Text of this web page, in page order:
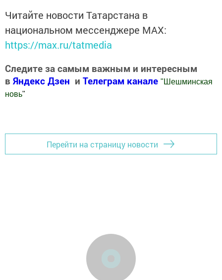
Читайте новости Татарстана в
национальном мессенджере MАХ:
https://max.ru/tatmedia
Следите за самым важным и интересным
в Яндекс Дзен и Телеграм канале " Шешминская
новь"
Перейти на страницу новости